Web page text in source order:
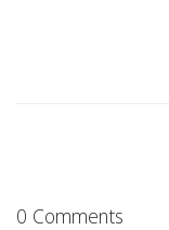
0 Comments